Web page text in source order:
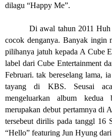
dilagu “Happy Me”.
Di awal tahun 2011 Huh
cocok denganya. Banyak ingin
pilihanya jatuh kepada A Cube
label dari Cube Entertainment
Februari. tak bereselang lama,
tayang di KBS. Seusai
mengeluarkan album
merupakan debut pertamnya di
tersebeut dirilis pada tanggl 16
“Hello” featuring Jun Hyung